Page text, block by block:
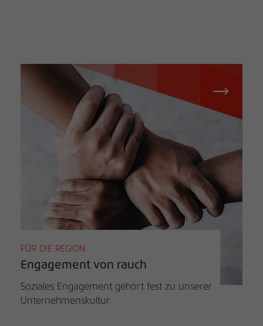
FÜR DIE REGION
Engagement von rauch
Soziales Engagement gehört fest zu unserer
Unternehmenskultur.